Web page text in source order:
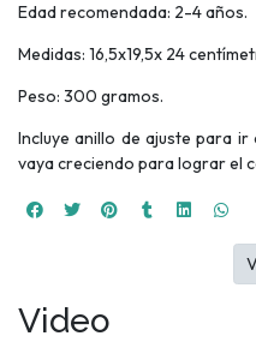
Edad recomendada: 2-4 años.
Medidas: 16,5x19,5x 24
Peso: 300 gramos.
Incluye anillo de ajuste para
vaya creciendo para lograr el
Video